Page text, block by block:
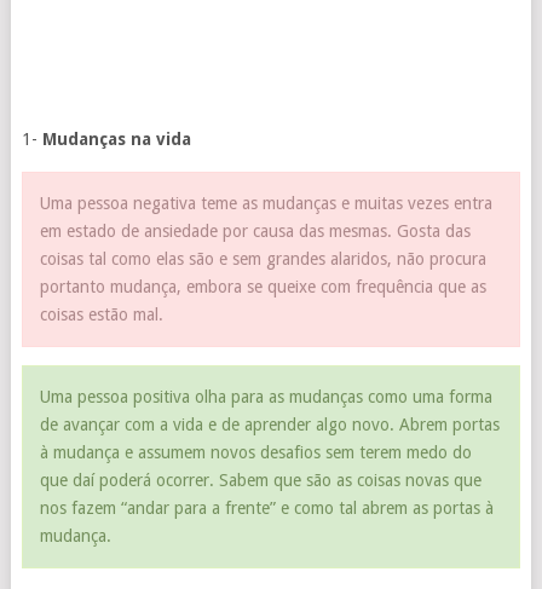
1- Mudanças na vida
Uma pessoa negativa teme as mudanças e muitas vezes entra
em estado de ansiedade por causa das mesmas. Gosta das
coisas tal como elas são e sem grandes alaridos, não procura
portanto mudança, embora se queixe com frequência que as
coisas estão mal.
Uma pessoa positiva olha para as mudanças como uma forma
de avançar com a vida e de aprender algo novo. Abrem portas
à mudança e assumem novos desafios sem terem medo do
que daí poderá ocorrer. Sabem que são as coisas novas que
nos fazem “andar para a frente” e como tal abrem as portas à
mudança.